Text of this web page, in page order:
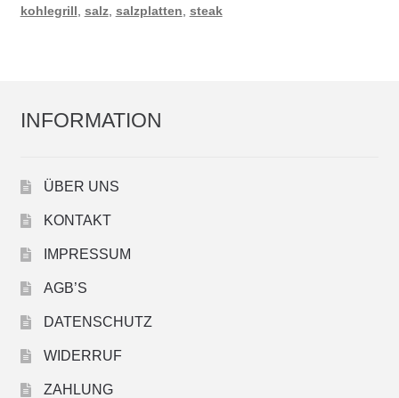
kohlegrill, salz, salzplatten, steak
INFORMATION
ÜBER UNS
KONTAKT
IMPRESSUM
AGB’S
DATENSCHUTZ
WIDERRUF
ZAHLUNG